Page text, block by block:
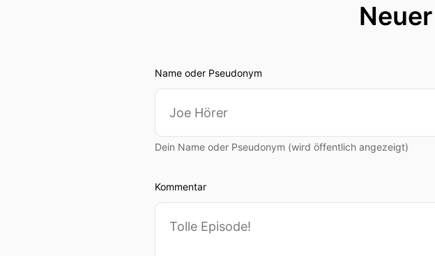
Name oder Pseudonym
Dein Name oder Pseudonym (wird öffentlich angezeigt)
Kommentar